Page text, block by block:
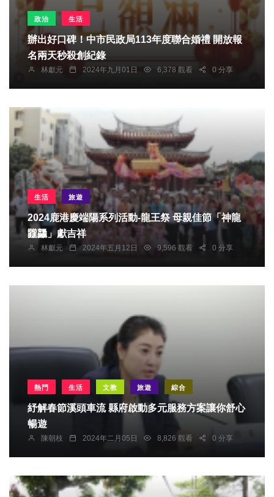
政治 生活
辦出好口碑！中市民政局113年度聯合婚禮 開放報
名兩天秒殺創紀錄
林獻元 2024年九月01日 6,378 觀看 0 分享
生活 旅遊
2024鹿港慶端陽系列活動-龍王祭 母親佳節「神龍
龖龘」獻吉祥
林獻元 2024年五月12日 9,596 觀看 0 分享
熱門 生活 文教 旅遊 綜合
紓解春節溪頭車流 縣府啟動多元服務方案讓你舒心
暢遊
陳朝枝 2024年二月05日 8,826 觀看 0 分享